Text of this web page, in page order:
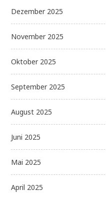
Dezember 2025
November 2025
Oktober 2025
September 2025
August 2025
Juni 2025
Mai 2025
April 2025